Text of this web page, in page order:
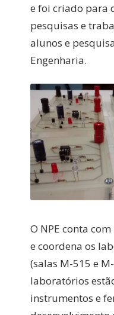
e foi criado para
pesquisas e
alunos e
Engenharia.
O NPE conta
e coordena os
(salas M-515 e
laboratórios
instrumentos e